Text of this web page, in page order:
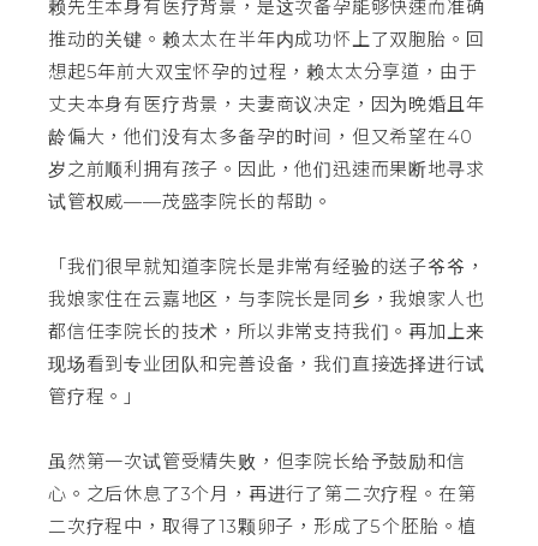
赖先生本身有医疗背景，是这次备孕能够快速而准确
推动的关键。赖太太在半年内成功怀上了双胞胎。回
想起5年前大双宝怀孕的过程，赖太太分享道，由于
丈夫本身有医疗背景，夫妻商议决定，因为晚婚且年
龄偏大，他们没有太多备孕的时间，但又希望在40
岁之前顺利拥有孩子。因此，他们迅速而果断地寻求
试管权威——茂盛李院长的帮助。
「我们很早就知道李院长是非常有经验的送子爷爷，
我娘家住在云嘉地区，与李院长是同乡，我娘家人也
都信任李院长的技术，所以非常支持我们。再加上来
现场看到专业团队和完善设备，我们直接选择进行试
管疗程。」
虽然第一次试管受精失败，但李院长给予鼓励和信
心。之后休息了3个月，再进行了第二次疗程。在第
二次疗程中，取得了13颗卵子，形成了5个胚胎。植